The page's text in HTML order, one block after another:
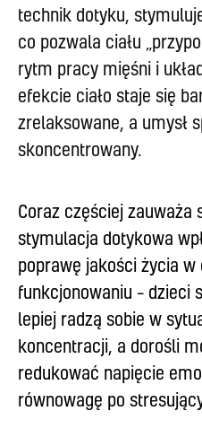
technik dotyku,
co pozwala ciału
rytm pracy mięśni i
efekcie ciało staje się
zrelaksowane, a umysł
skoncentrowany.
Coraz częściej zauważa
stymulacja dotykowa
poprawę jakości życia w
funkcjonowaniu – dzieci
lepiej radzą sobie w
koncentracji, a dorośli
redukować napięcie
równowagę po